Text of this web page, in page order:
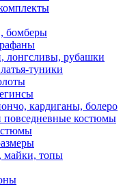
бомберы
лонгсливы, рубашки
туники
кардиганы, болеро
повседневные костюмы
майки, топы